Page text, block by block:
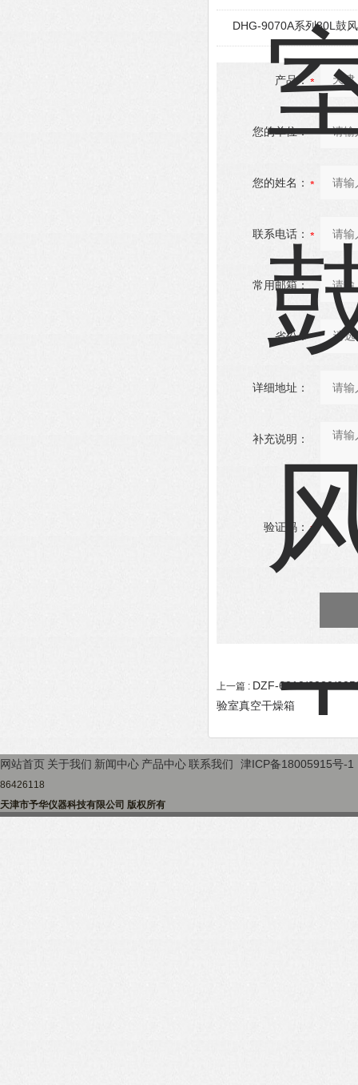
DHG-9070A系列80L鼓
产品：
您的单位：
您的姓名：
联系电话：
常用邮箱：
省份：
详细地址：
补充说明：
验证码：
上一篇 : DZF-6010/6020/
验室真空干燥箱
网站首页 关于我们 新闻中心 产品中心联系我们 津ICP备18005915号-1
86426118
天津市予华仪器科技有限公司 版权所有